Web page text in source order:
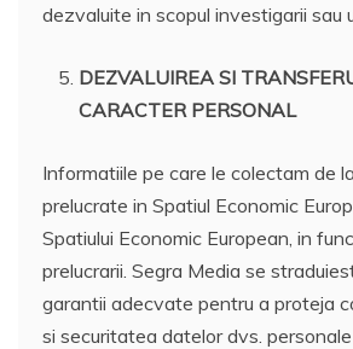
dezvaluite in scopul investigarii sau
DEZVALUIREA SI
CARACTER PERSONAL
Informatiile pe care le colectam de
prelucrate in Spatiul Economic
Spatiului Economic European, in
prelucrarii. Segra Media se
garantii adecvate pentru a proteja
si securitatea datelor dvs.